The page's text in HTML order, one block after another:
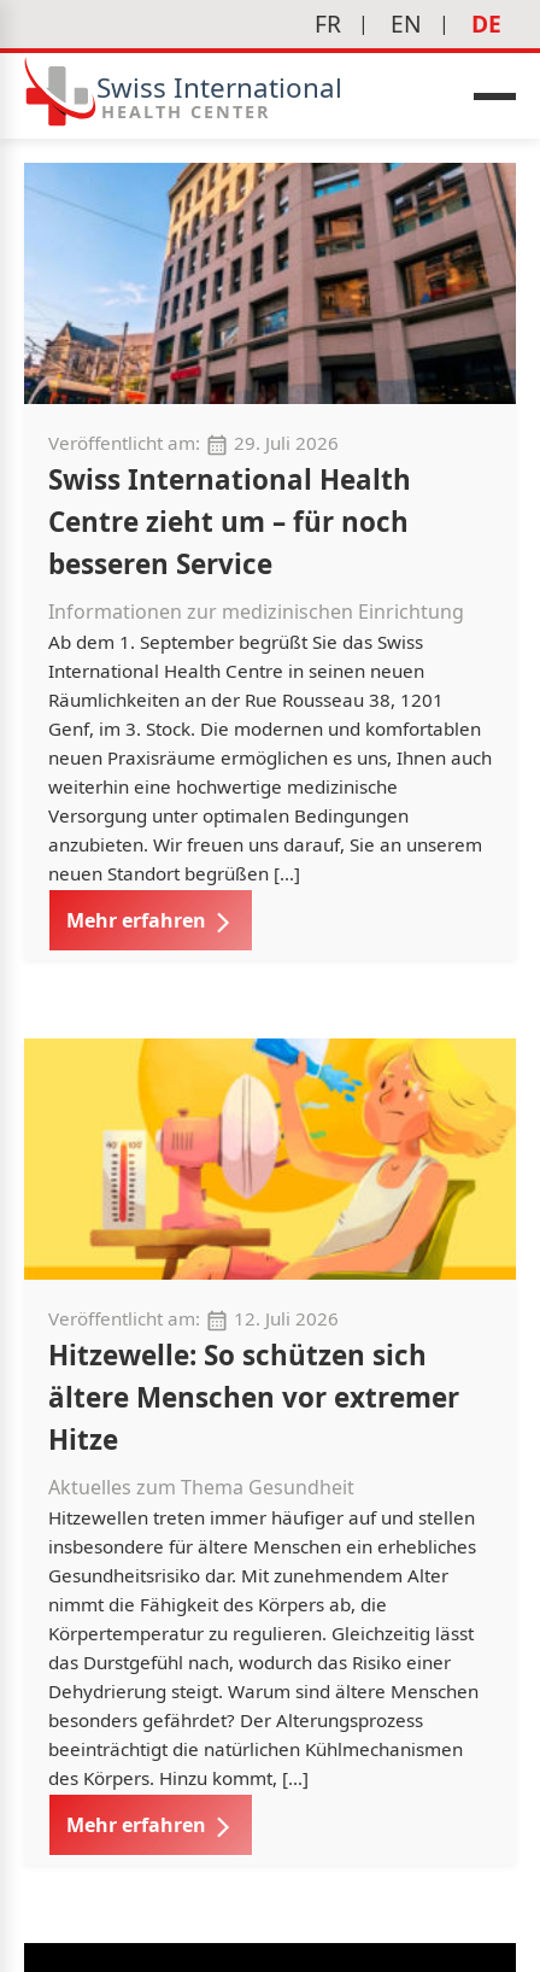
FR EN DE
Swiss International
HEALTH CENTER
Veröffentlicht am:
29. Juli 2026
Swiss International Health
Centre zieht um – für noch
besseren Service
Informationen zur medizinischen Einrichtung
Ab dem 1. September begrüßt Sie das Swiss
International Health Centre in seinen neuen
Räumlichkeiten an der Rue Rousseau 38, 1201
Genf, im 3. Stock. Die modernen und komfortablen
neuen Praxisräume ermöglichen es uns, Ihnen auch
weiterhin eine hochwertige medizinische
Versorgung unter optimalen Bedingungen
anzubieten. Wir freuen uns darauf, Sie an unserem
neuen Standort begrüßen […]
Mehr erfahren
Veröffentlicht am: 12. Juli 2026
Hitzewelle: So schützen sich
ältere Menschen vor extremer
Hitze
Aktuelles zum Thema Gesundheit
Hitzewellen treten immer häufiger auf und stellen
insbesondere für ältere Menschen ein erhebliches
Gesundheitsrisiko dar. Mit zunehmendem Alter
nimmt die Fähigkeit des Körpers ab, die
Körpertemperatur zu regulieren. Gleichzeitig lässt
das Durstgefühl nach, wodurch das Risiko einer
Dehydrierung steigt. Warum sind ältere Menschen
besonders gefährdet? Der Alterungsprozess
beeinträchtigt die natürlichen Kühlmechanismen
des Körpers. Hinzu kommt, […]
Mehr erfahren